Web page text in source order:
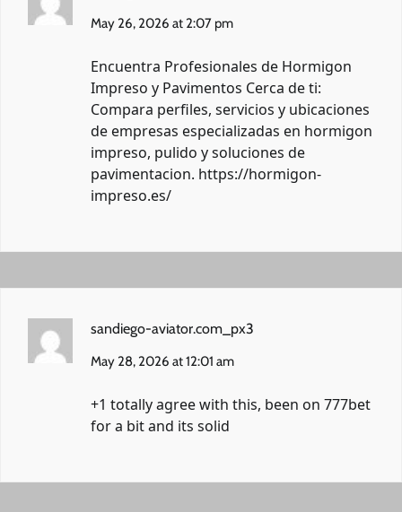
May 26, 2026 at 2:07 pm
Encuentra Profesionales de Hormigon
Impreso y Pavimentos Cerca de ti:
Compara perfiles, servicios y ubicaciones
de empresas especializadas en hormigon
impreso, pulido y soluciones de
pavimentacion. https://hormigon-
impreso.es/
sandiego-aviator.com_px3
May 28, 2026 at 12:01 am
+1 totally agree with this, been on 777bet
for a bit and its solid